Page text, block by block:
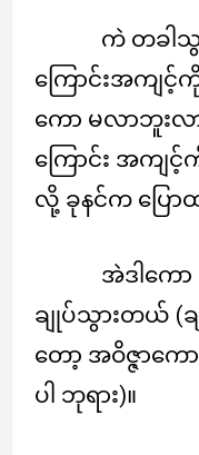
ကဲ တခါသွ
ကြောင်းအကျင့်
ကော မလာဘူးလ
ကြောင်း အကျ
လို့ ခုနင်က ပြော
အဲဒါကေ
ချုပ်သွားတယ် (ခ
တော့ အဝိဇ္ဇာက
ပါ ဘုရား)။